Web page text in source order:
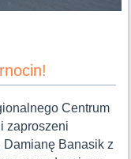
Centrum
zaproszeni
Banasik z